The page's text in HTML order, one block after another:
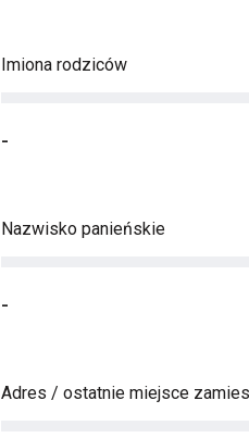
Imiona rodziców
-
Nazwisko panieńskie
-
Adres / ostatnie miejsce